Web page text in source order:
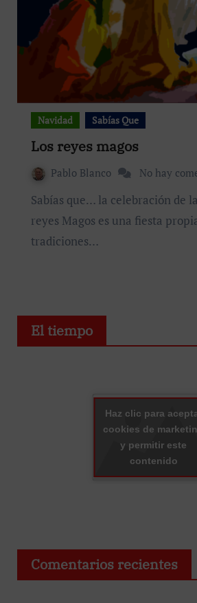
Navidad Sabías Que
Los reyes magos
Pablo Blanco No hay
Sabías que… la celebración de la fiesta de los
reyes Magos es una fiesta
tradiciones…
El tiempo
Haz clic para
cookies de
y permitir este
contenido
Comentarios recientes